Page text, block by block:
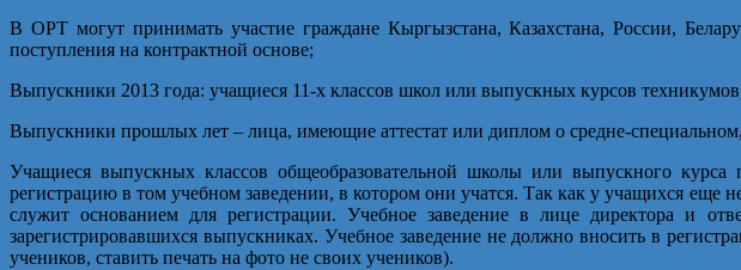
В ОРТ могут принимать участие граждане Кыргызстана, Казахстана, России,
поступления на контрактной основе;
Выпускники 2013 года: учащиеся 11-х классов школ или выпускных курсов
Выпускники прошлых лет – лица, имеющие аттестат или диплом о средне-
Учащиеся выпускных классов общеобразовательной школы или выпускного курса
регистрацию в том учебном заведении, в котором они учатся. Так как у учащихся еще
служит основанием для регистрации. Учебное заведение в лице директора и
зарегистрировавшихся выпускниках. Учебное заведение не должно вносить в
учеников, ставить печать на фото не своих учеников).